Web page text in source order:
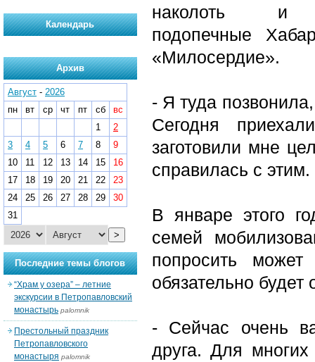
наколоть
подопечные
«Милосердие».
- Я туда
Сегодня
заготовили мне
справилась с
В январе этого
семей
попросить
обязательно будет
- Сейчас очень
друга. Для
Календарь
Архив
Август - 2026
пн
вт ср чт пт сб
вс
1
2
3
4 5 6 7 8
9
10
11 12 13 14 15
16
17
18 19 20 21 22
23
24
25 26 27 28 29
30
31
>
Последние темы блогов
“Храм у озера” – летние
экскурсии в Петропавловский
монастырь palomnik
Престольный праздник
Петропавловского
монастыря palomnik